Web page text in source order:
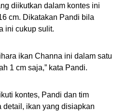
diikutkan dalam kontes ini
cm. Dikatakan Pandi bila
ini cukup sulit.
ikan Channa ini dalam satu
1 cm saja,” kata Pandi.
kontes, Pandi dan tim
detail, ikan yang disiapkan